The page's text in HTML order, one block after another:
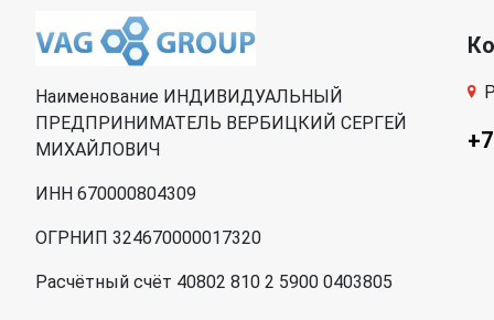
Наименование ИНДИВИДУАЛЬНЫЙ
ПРЕДПРИНИМАТЕЛЬ ВЕРБИЦКИЙ СЕРГЕЙ
МИХАЙЛОВИЧ
ИНН 670000804309
ОГРНИП 324670000017320
Расчётный счёт 40802 810 2 5900 0403805